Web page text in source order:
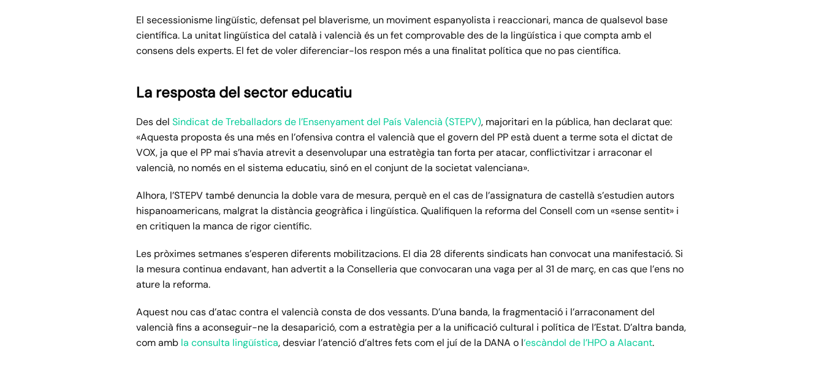
El secessionisme lingüístic, defensat pel blaverisme, un moviment espanyolista i reaccionari, manca de qualsevol base
científica. La unitat lingüística del català i valencià és un fet comprovable des de la lingüística i que compta amb el
consens dels experts. El fet de voler diferenciar-los respon més a una finalitat política que no pas científica.
La resposta del sector educatiu
Des del Sindicat de Treballadors de l’Ensenyament del País Valencià (STEPV), majoritari en la pública, han declarat que:
«Aquesta proposta és una més en l’ofensiva contra el valencià que el govern del PP està duent a terme sota el dictat de
VOX, ja que el PP mai s’havia atrevit a desenvolupar una estratègia tan forta per atacar, conflictivitzar i arraconar el
valencià, no només en el sistema educatiu, sinó en el conjunt de la societat valenciana».
Alhora, l’STEPV també denuncia la doble vara de mesura, perquè en el cas de l’assignatura de castellà s’estudien autors
hispanoamericans, malgrat la distància geogràfica i lingüística. Qualifiquen la reforma del Consell com un «sense sentit» i
en critiquen la manca de rigor científic.
Les pròximes setmanes s’esperen diferents mobilitzacions. El dia 28 diferents sindicats han convocat una manifestació. Si
la mesura continua endavant, han advertit a la Conselleria que convocaran una vaga per al 31 de març, en cas que l’ens no
ature la reforma.
Aquest nou cas d’atac contra el valencià consta de dos vessants. D’una banda, la fragmentació i l’arraconament del
valencià fins a aconseguir-ne la desaparició, com a estratègia per a la unificació cultural i política de l’Estat. D’altra banda,
com amb la consulta lingüística, desviar l’atenció d’altres fets com el juí de la DANA o l‘escàndol de l’HPO a Alacant.